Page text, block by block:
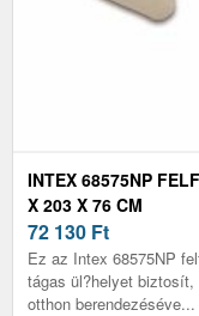
INTEX 68575NP
X 203 X 76 CM
72 130 Ft
Ez az Intex 68575NP
tágas ül?helyet
otthon berendezéséve...